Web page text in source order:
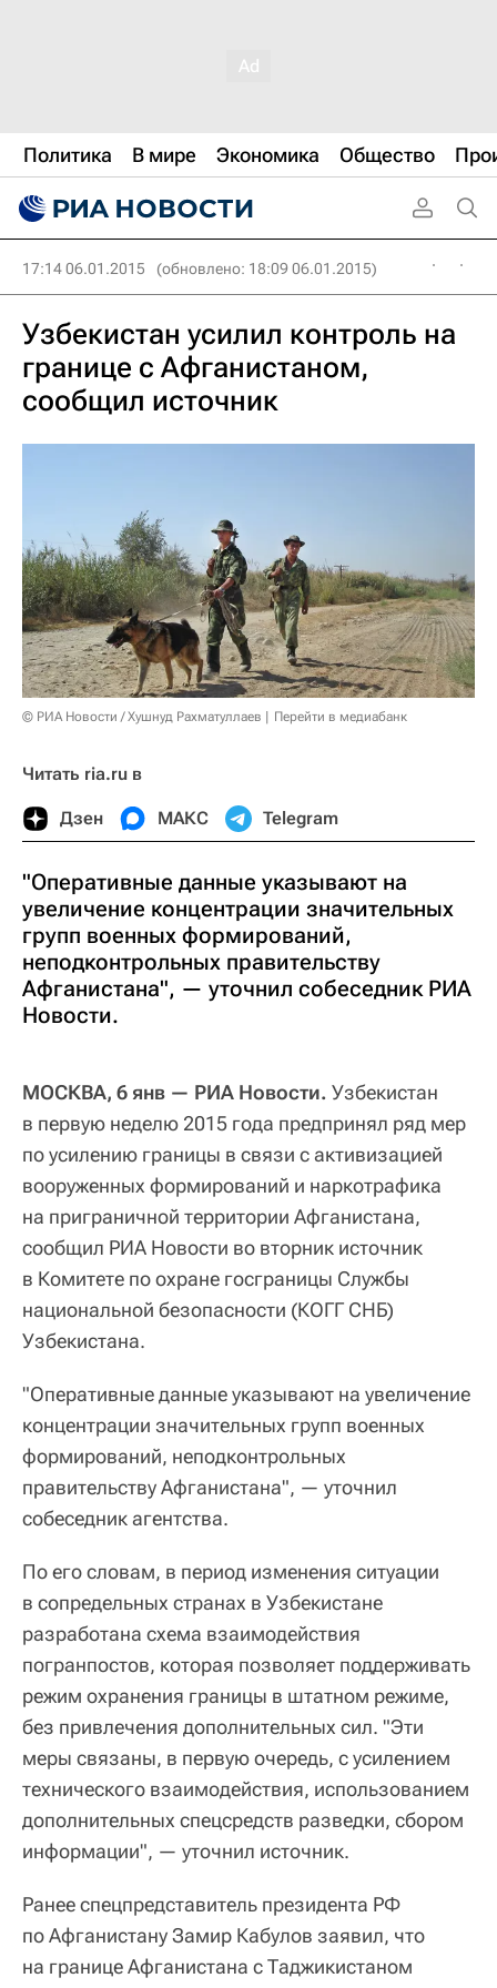
Политика В мире Экономика Общество
17:14 06.01.2015 (обновлено: 18:09 06.01.2015)
Узбекистан усилил контроль на
границе с Афганистаном,
сообщил источник
© РИА Новости / Хушнуд Рахматуллаев Перейти в медиабанк
Читать ria.ru в
Дзен МАКС Telegram
"Оперативные данные указывают на
увеличение концентрации значительных
групп военных формирований,
неподконтрольных правительству
Афганистана", — уточнил собеседник РИА
Новости.
МОСКВА, 6 янв — РИА Новости. Узбекистан
в первую неделю 2015 года предпринял ряд мер
по усилению границы в связи с активизацией
вооруженных формирований и наркотрафика
на приграничной территории Афганистана,
сообщил РИА Новости во вторник источник
в Комитете по охране госграницы Службы
национальной безопасности (КОГГ СНБ)
Узбекистана.
"Оперативные данные указывают на увеличение
концентрации значительных групп военных
формирований, неподконтрольных
правительству Афганистана", — уточнил
собеседник агентства.
По его словам, в период изменения ситуации
в сопредельных странах в Узбекистане
разработана схема взаимодействия
погранпостов, которая позволяет поддерживать
режим охранения границы в штатном режиме,
без привлечения дополнительных сил. "Эти
меры связаны, в первую очередь, с усилением
технического взаимодействия, использованием
дополнительных спецсредств разведки, сбором
информации", — уточнил источник.
Ранее спецпредставитель президента РФ
по Афганистану Замир Кабулов заявил, что
на границе Афганистана с Таджикистаном